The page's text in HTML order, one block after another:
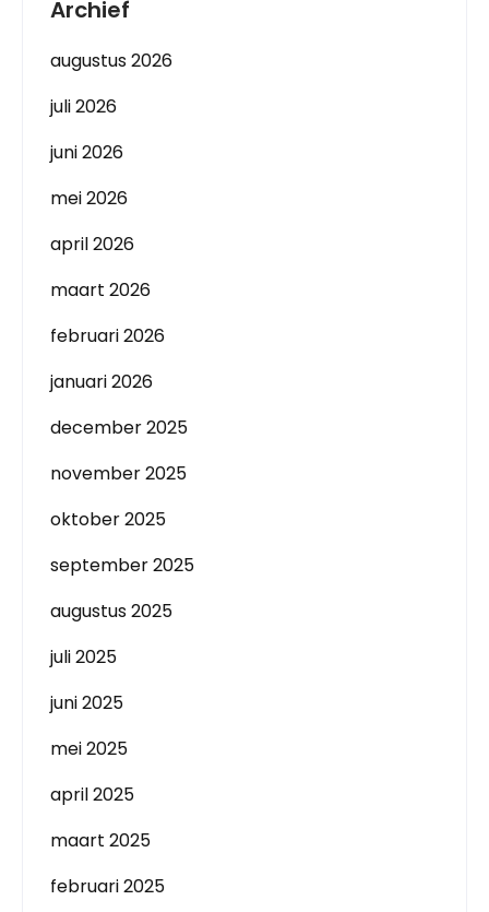
Archief
augustus 2026
juli 2026
juni 2026
mei 2026
april 2026
maart 2026
februari 2026
januari 2026
december 2025
november 2025
oktober 2025
september 2025
augustus 2025
juli 2025
juni 2025
mei 2025
april 2025
maart 2025
februari 2025